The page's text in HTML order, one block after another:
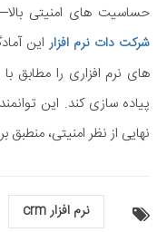
حساسیت های امنیتی
شرکت دات نرم افزار این
های نرم افزاری را مطابق
پیاده سازی کند. این
نهایی از نظر امنیتی، منطبق
نرم افزار crm